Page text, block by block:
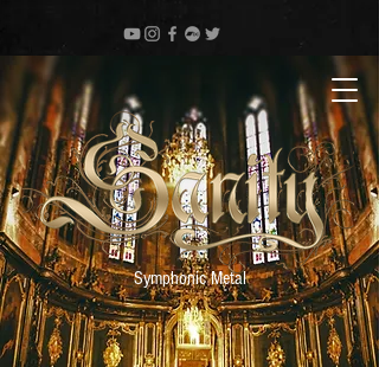
Symphonic Metal